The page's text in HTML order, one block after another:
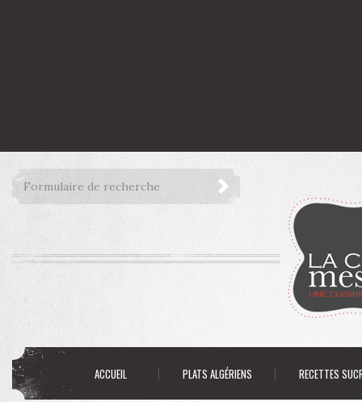
ACCUEIL PLATS ALGÉRIENS RECETTES